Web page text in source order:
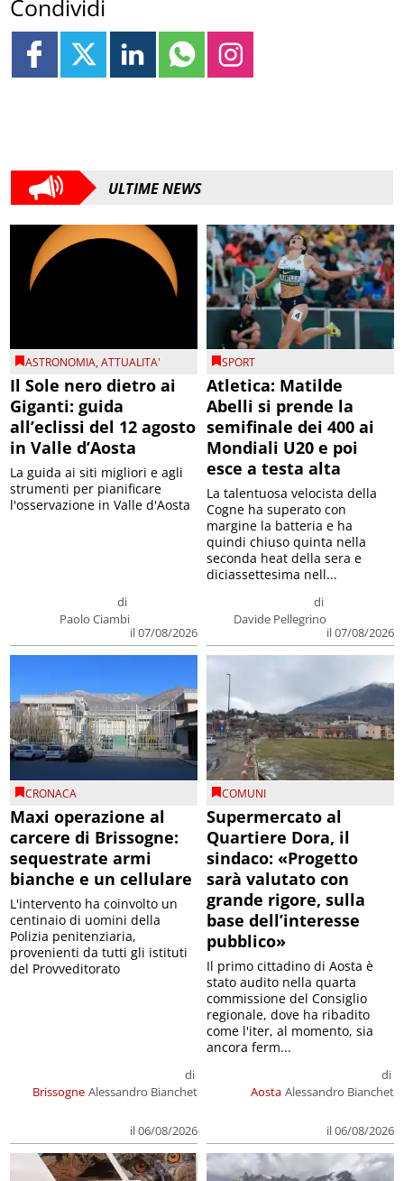
Condividi
ULTIME NEWS
ASTRONOMIA,ATTUALITA'
Il Sole nero dietro ai
Giganti: guida
all’eclissi del 12 agosto
in Valle d’Aosta
di
Paolo Ciambi
il 07/08/2026
La guida ai siti migliori e agli
strumenti per pianificare
l'osservazione in Valle d'Aosta
SPORT
Atletica: Matilde
Abelli si prende la
semifinale dei 400 ai
Mondiali U20 e poi
esce a testa alta
di
Davide Pellegrino
il 07/08/2026
La talentuosa velocista della
Cogne ha superato con
margine la batteria e ha
quindi chiuso quinta nella
seconda heat della sera e
diciassettesima nell...
CRONACA
Maxi operazione al
carcere di Brissogne:
sequestrate armi
bianche e un cellulare
Brissogne
di
Alessandro Bianchet
il 06/08/2026
L'intervento ha coinvolto un
centinaio di uomini della
Polizia penitenziaria,
provenienti da tutti gli istituti
del Provveditorato
COMUNI
Supermercato al
Quartiere Dora, il
sindaco: «Progetto
sarà valutato con
grande rigore, sulla
base dell’interesse
pubblico»
Aosta
di
Alessandro Bianchet
il 06/08/2026
Il primo cittadino di Aosta è
stato audito nella quarta
commissione del Consiglio
regionale, dove ha ribadito
come l'iter, al momento, sia
ancora ferm...